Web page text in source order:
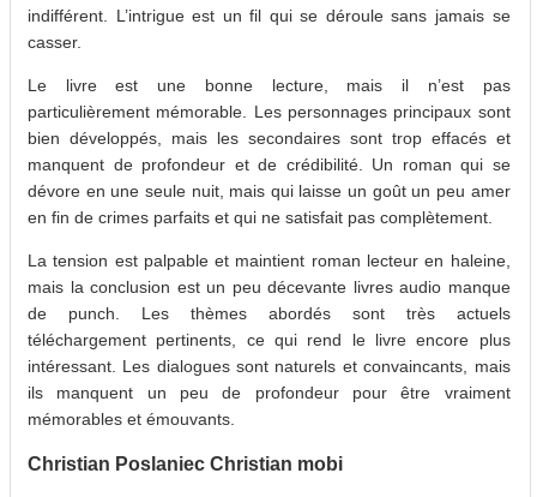
indifférent. L’intrigue est un fil qui se déroule sans jamais se
casser.
Le livre est une bonne lecture, mais il n’est pas
particulièrement mémorable. Les personnages principaux sont
bien développés, mais les secondaires sont trop effacés et
manquent de profondeur et de crédibilité. Un roman qui se
dévore en une seule nuit, mais qui laisse un goût un peu amer
en fin de crimes parfaits et qui ne satisfait pas complètement.
La tension est palpable et maintient roman lecteur en haleine,
mais la conclusion est un peu décevante livres audio manque
de punch. Les thèmes abordés sont très actuels
téléchargement pertinents, ce qui rend le livre encore plus
intéressant. Les dialogues sont naturels et convaincants, mais
ils manquent un peu de profondeur pour être vraiment
mémorables et émouvants.
Christian Poslaniec Christian mobi